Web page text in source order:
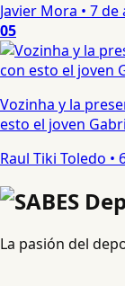
Javier Mora • 7 de
05
Vozinha y la
esto el joven
Raul Tiki Toledo •
La pasión del